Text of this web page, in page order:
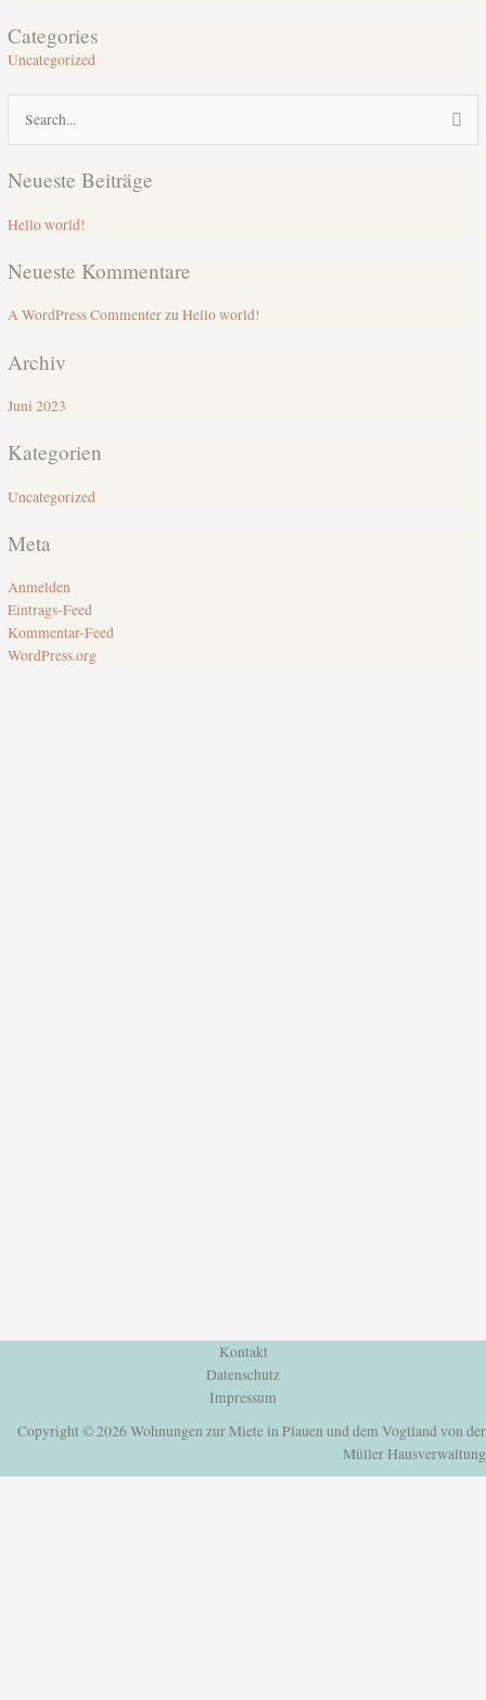
Categories
Uncategorized
Suchen
nach:
Neueste Beiträge
Hello world!
Neueste Kommentare
A WordPress CommenterzuHello world!
Archiv
Juni 2023
Kategorien
Uncategorized
Meta
Anmelden
Eintrags-Feed
Kommentar-Feed
WordPress.org
Kontakt
Datenschutz
Impressum
Copyright © 2026 Wohnungen zur Miete in Plauen und dem Vogtland von der
Müller Hausverwaltung